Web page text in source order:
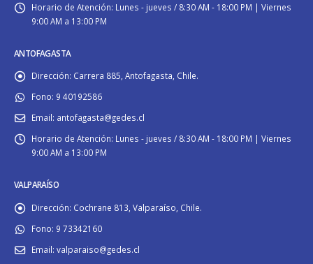
Horario de Atención: Lunes - jueves / 8:30 AM - 18:00 PM | Viernes
9:00 AM a 13:00 PM
ANTOFAGASTA
Dirección: Carrera 885, Antofagasta, Chile.
Fono: 9 40192586
Email: antofagasta@gedes.cl
Horario de Atención: Lunes - jueves / 8:30 AM - 18:00 PM | Viernes
9:00 AM a 13:00 PM
VALPARAÍSO
Dirección: Cochrane 813, Valparaíso, Chile.
Fono: 9 73342160
Email: valparaiso@gedes.cl